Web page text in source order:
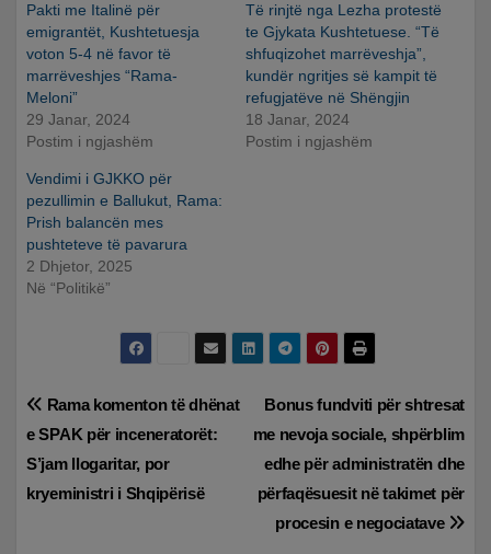
Pakti me Italinë për
emigrantët, Kushtetuesja
voton 5-4 në favor të
marrëveshjes “Rama-
Meloni”
29 Janar, 2024
Postim i ngjashëm
Të rinjtë nga Lezha protestë
te Gjykata Kushtetuese. “Të
shfuqizohet marrëveshja”,
kundër ngritjes së kampit të
refugjatëve në Shëngjin
18 Janar, 2024
Postim i ngjashëm
Vendimi i GJKKO për
pezullimin e Ballukut, Rama:
Prish balancën mes
pushteteve të pavarura
2 Dhjetor, 2025
Në “Politikë”
Lëvizje
te
postimet
Bonus fundviti për shtresat
me nevoja sociale, shpërblim
edhe për administratën dhe
përfaqësuesit në takimet për
procesin e negociatave
Rama komenton të dhënat
e SPAK për inceneratorët:
S’jam llogaritar, por
kryeministri i Shqipërisë